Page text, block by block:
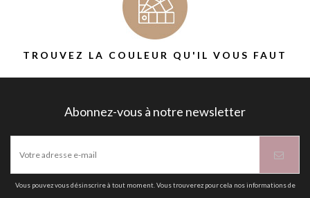
TROUVEZ LA COULEUR QU'IL VOUS FAUT
Abonnez-vous à notre newsletter
Vous pouvez vous désinscrire à tout moment. Vous trouverez pour cela nos informations de